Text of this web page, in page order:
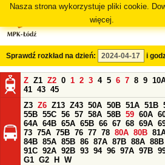
Nasza strona wykorzystuje pliki cookie.
więcej.
Sprawdź rozkład na dzień: i
Z Z1 Z2 0 1 2 3 4 5 6 7 8 9
41 43 45
Z3 Z6 Z13 Z43 50A 50B 51A 51B
55B 55C 56 57 58A 58B 59 60A
64A 64B 65A 65B 66 67 68 69A
73 75A 75B 76 77 78 80A 80B
84B 85A 85B 86 87A 87B 88A 88B
91C 92A 92B 93 94 96 97A 97B
G1 G2 H
W